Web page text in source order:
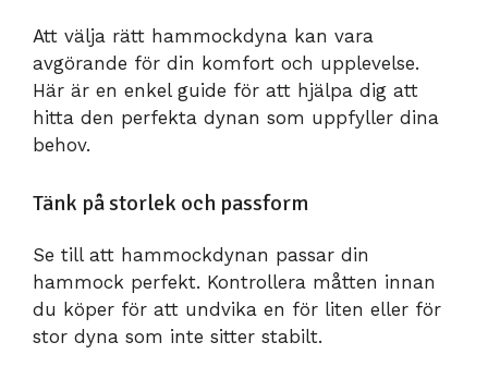
Att välja rätt hammockdyna kan vara
avgörande för din komfort och upplevelse.
Här är en enkel guide för att hjälpa dig att
hitta den perfekta dynan som uppfyller dina
behov.
Tänk på storlek och passform
Se till att hammockdynan passar din
hammock perfekt. Kontrollera måtten innan
du köper för att undvika en för liten eller för
stor dyna som inte sitter stabilt.